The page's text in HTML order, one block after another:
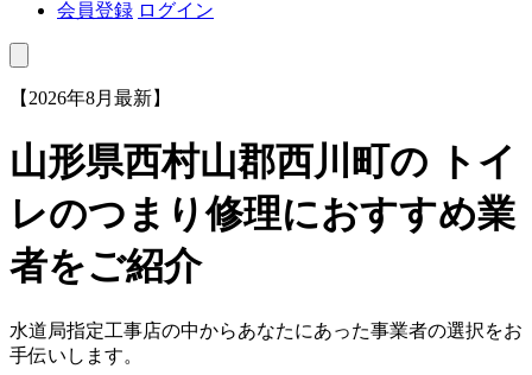
会員登録 ログイン
【2026年8月最新】
山形県西村山郡西川町の トイ
レのつまり修理におすすめ業
者をご紹介
水道局指定工事店の中からあなたにあった事業者の選択をお
手伝いします。